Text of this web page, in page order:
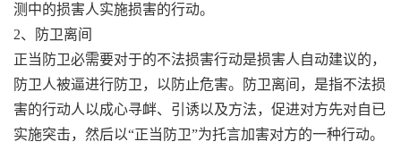
测中的损害人实施损害的行动。
2、防卫离间
正当防卫必需要对于的不法损害行动是损害人自动建议的，
防卫人被逼进行防卫，以防止危害。防卫离间，是指不法损
害的行动人以成心寻衅、引诱以及方法，促进对方先对自已
实施突击，然后以“正当防卫”为托言加害对方的一种行动。